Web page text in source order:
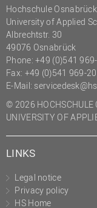
Science to
Studium und Lehre
Transfer- und
Hochschule Osnabrück
University of Applied
Albrechtstr. 30
49076 Osnabrück
Phone: +49 (0)541
Fax: +49 (0)541 969-
E-Mail:
© 2026 HOCHSCHULE
UNIVERSITY OF
LINKS
Legal notice
Privacy policy
HS Home